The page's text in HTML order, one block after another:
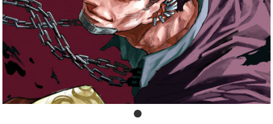
176858107465834_17685810743